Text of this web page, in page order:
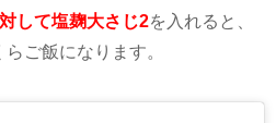
して塩麹大さじ2を入れると、
ご飯になります。